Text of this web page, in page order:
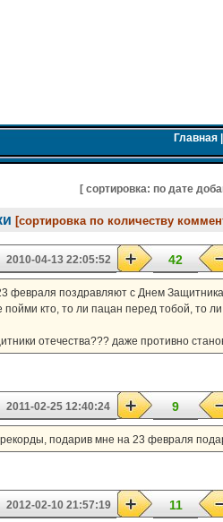
Главная|
[ cортировка: по дате
[сортировка по количеству
2010-04-13 22:05:52 42
февраля поздравляют с Днем
пойми кто, то ли пацан перед тобой, то
отечества??? даже противно
2011-02-25 12:40:24 9
подарив мне на 23 февраля
2012-02-10 21:57:19 11